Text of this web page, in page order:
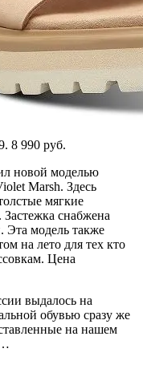
8 990 руб.
новой моделью
Marsh. Здесь
мягкие
снабжена
Эта модель также
на лето для тех кто
Цена
выдалось на
обувью сразу же
на нашем